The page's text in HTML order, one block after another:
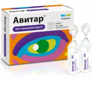
для применения